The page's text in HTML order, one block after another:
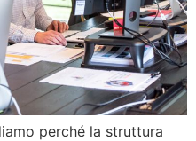
perché la struttura